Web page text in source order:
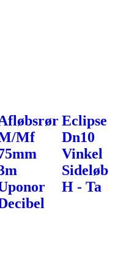
Mf
Eclipse
Dn10
Vinkel
Sideløb
H - Ta